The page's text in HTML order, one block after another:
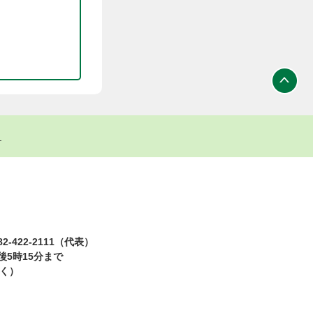
422-2111（代表）
5時15分まで
）